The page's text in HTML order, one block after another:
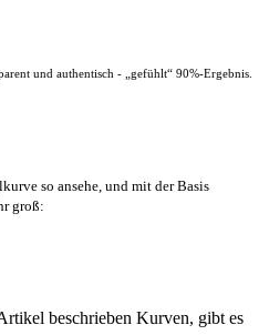
und authentisch - „gefühlt“ 90%-Ergebnis.
so ansehe, und mit der Basis
groß:
beschrieben Kurven, gibt es